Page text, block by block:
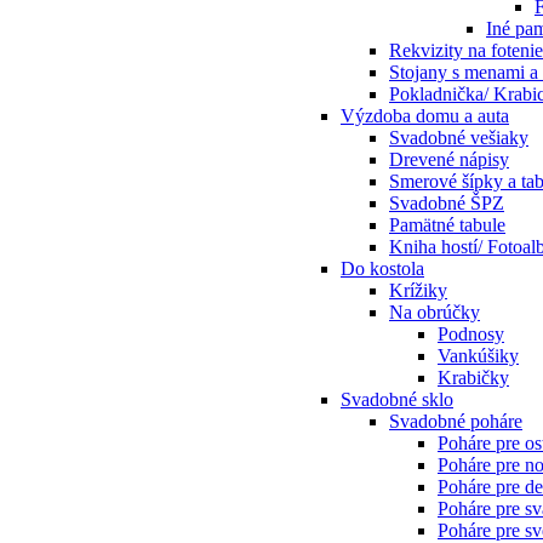
Iné
Rekvizity na fotenie
Stojany s menami a
Pokladnička/
Výzdoba domu a auta
Svadobné vešiaky
Drevené nápisy
Smerové šípky a
Svadobné ŠPZ
Pamätné tabule
Kniha hostí/
Do kostola
Krížiky
Na obrúčky
Podnosy
Vankúšiky
Krabičky
Svadobné sklo
Svadobné poháre
Poháre pre
Poháre pre
Poháre pre
Poháre pre
Poháre pre